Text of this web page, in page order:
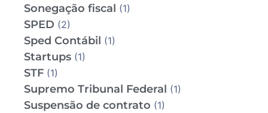
Sonegação fiscal (1)
SPED (2)
Sped Contábil (1)
Startups (1)
STF (1)
Supremo Tribunal Federal (1)
Suspensão de contrato (1)